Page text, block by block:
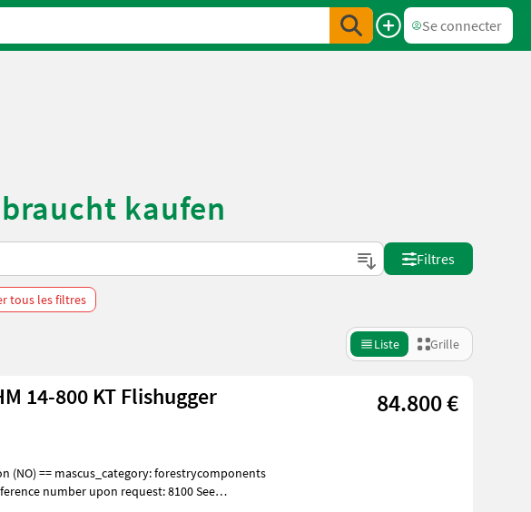
Se connecter
kaufen
Filtres
tous les filtres
Liste Grille
14-800 KT Flishugger 84.800 €
forestrycomponents
number upon request: 8100 See